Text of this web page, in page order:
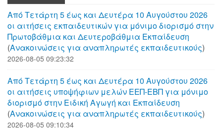
Από Τετάρτη 5 έως και Δευτέρα 10 Αυγούστου 2026
οι αιτήσεις εκπαιδευτικών για μόνιμο διορισμό στην
Πρωτοβάθμια και Δευτεροβάθμια Εκπαίδευση
(Aνακοινώσεις για αναπληρωτές εκπαιδευτικούς)
2026-08-05 09:23:32
Από Τετάρτη 5 έως και Δευτέρα 10 Αυγούστου 2026
οι αιτήσεις υποψήφιων μελών ΕΕΠ-ΕΒΠ για μόνιμο
διορισμό στην Ειδική Αγωγή και Εκπαίδευση
(Aνακοινώσεις για αναπληρωτές εκπαιδευτικούς)
2026-08-05 09:10:34